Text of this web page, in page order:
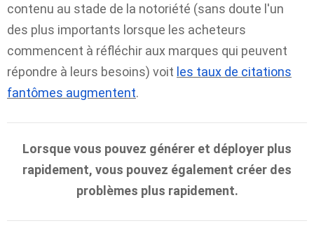
contenu au stade de la notoriété (sans doute l'un
des plus importants lorsque les acheteurs
commencent à réfléchir aux marques qui peuvent
répondre à leurs besoins) voit les taux de citations
fantômes augmentent.
Lorsque vous pouvez générer et déployer plus
rapidement, vous pouvez également créer des
problèmes plus rapidement.